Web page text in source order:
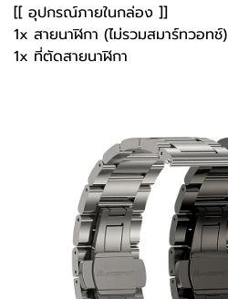
[[ อุปกรณ์ภายในกล่อง ]]
1x สายนาฬิกา (ไม่รวมสมาร์ทวอทช์)
1x ที่ตัดสายนาฬิกา